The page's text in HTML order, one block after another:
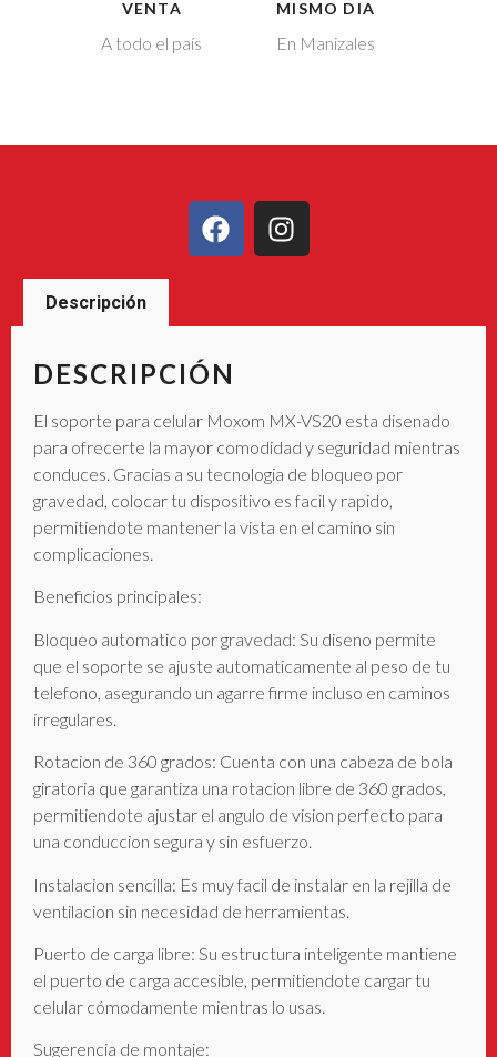
VENTA
A todo el país
MISMO DIA
En Manizales
Descripción
DESCRIPCIÓN
El soporte para celular Moxom MX-VS20 esta disenado
para ofrecerte la mayor comodidad y seguridad mientras
conduces. Gracias a su tecnologia de bloqueo por
gravedad, colocar tu dispositivo es facil y rapido,
permitiendote mantener la vista en el camino sin
complicaciones.
Beneficios principales:
Bloqueo automatico por gravedad: Su diseno permite
que el soporte se ajuste automaticamente al peso de tu
telefono, asegurando un agarre firme incluso en caminos
irregulares.
Rotacion de 360 grados: Cuenta con una cabeza de bola
giratoria que garantiza una rotacion libre de 360 grados,
permitiendote ajustar el angulo de vision perfecto para
una conduccion segura y sin esfuerzo.
Instalacion sencilla: Es muy facil de instalar en la rejilla de
ventilacion sin necesidad de herramientas.
Puerto de carga libre: Su estructura inteligente mantiene
el puerto de carga accesible, permitiendote cargar tu
celular cómodamente mientras lo usas.
Sugerencia de montaje: